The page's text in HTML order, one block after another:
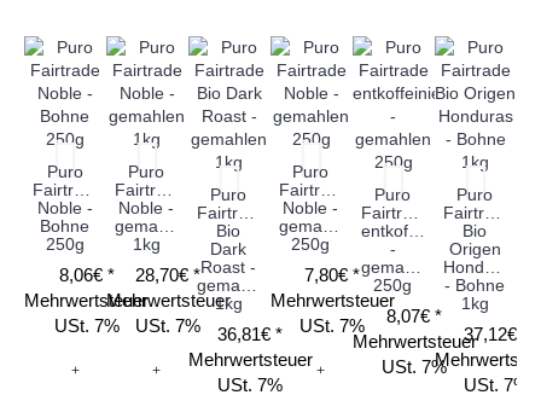
Puro
Fairtrade
Noble -
Bohne
250g
8,06€ *
Mehrwertsteuer
USt. 7%
+
Puro
Fairtrade
Noble -
gemahlen
1kg
28,70€ *
Mehrwertsteuer
USt. 7%
+
Puro
Fairtrade
Bio
Dark
Roast -
gemahlen
1kg
36,81€ *
Mehrwertsteuer
USt. 7%
Puro
Fairtrade
Noble -
gemahlen
250g
7,80€ *
Mehrwertsteuer
USt. 7%
+
Puro
Fairtrade
entkoffeiniert
-
gemahlen
250g
8,07€ *
Mehrwertsteuer
USt. 7%
Puro
Fairtrade
Bio
Origen
Honduras
- Bohne
1kg
37,12€ *
USt. 7%